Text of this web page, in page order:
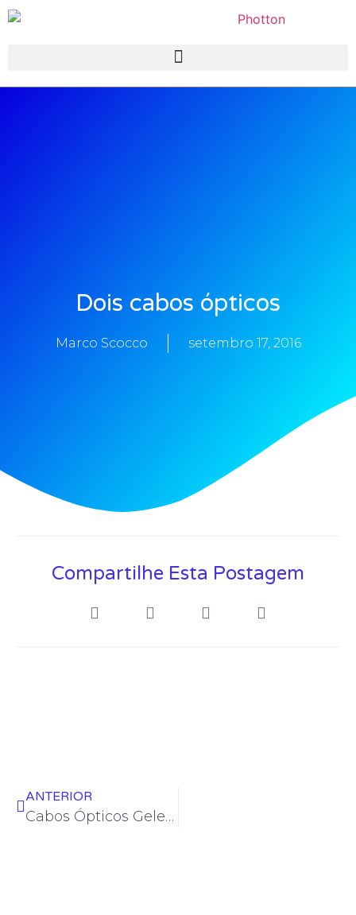
Dois cabos ópticos
Marco Scocco setembro 17, 2016
Compartilhe Esta Postagem
ANTERIOR
Cabos Ópticos Geleados, Secos ou Totalmente Secos?